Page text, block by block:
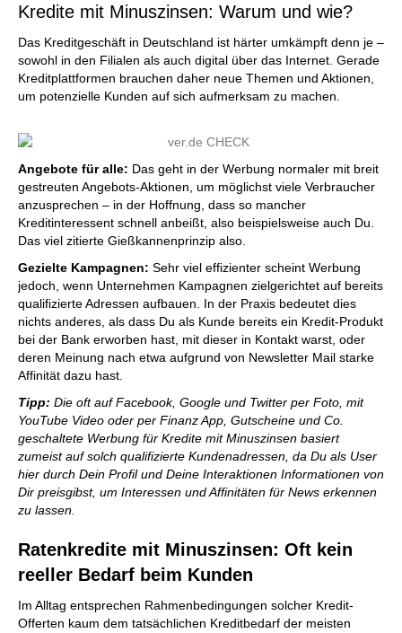
Kredite mit Minuszinsen: Warum und wie?
Das Kreditgeschäft in Deutschland ist härter umkämpft denn je –
sowohl in den Filialen als auch digital über das Internet. Gerade
Kreditplattformen brauchen daher neue Themen und Aktionen,
um potenzielle Kunden auf sich aufmerksam zu machen.
Angebote für alle: Das geht in der Werbung normaler mit breit
gestreuten Angebots-Aktionen, um möglichst viele Verbraucher
anzusprechen – in der Hoffnung, dass so mancher
Kreditinteressent schnell anbeißt, also beispielsweise auch Du.
Das viel zitierte Gießkannenprinzip also.
Gezielte Kampagnen: Sehr viel effizienter scheint Werbung
jedoch, wenn Unternehmen Kampagnen zielgerichtet auf bereits
qualifizierte Adressen aufbauen. In der Praxis bedeutet dies
nichts anderes, als dass Du als Kunde bereits ein Kredit-Produkt
bei der Bank erworben hast, mit dieser in Kontakt warst, oder
deren Meinung nach etwa aufgrund von Newsletter Mail starke
Affinität dazu hast.
Tipp: Die oft auf Facebook, Google und Twitter per Foto, mit
YouTube Video oder per Finanz App, Gutscheine und Co.
geschaltete Werbung für Kredite mit Minuszinsen basiert
zumeist auf solch qualifizierte Kundenadressen, da Du als User
hier durch Dein Profil und Deine Interaktionen Informationen von
Dir preisgibst, um Interessen und Affinitäten für News erkennen
zu lassen.
Ratenkredite mit Minuszinsen: Oft kein
reeller Bedarf beim Kunden
Im Alltag entsprechen Rahmenbedingungen solcher Kredit-
Offerten kaum dem tatsächlichen Kreditbedarf der meisten